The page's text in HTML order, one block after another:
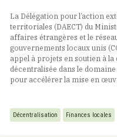
La Délégation pour l’action
territoriales (DAECT) du
affaires étrangères et le
gouvernements locaux unis
appel à projets en soutien à
décentralisée dans le
pour accélérer la mise en
Décentralisation Finances locales